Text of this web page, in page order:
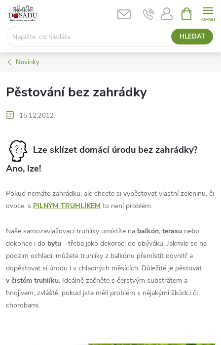
Přejít
obsah
HLEDAT
NÁKUPNÍ
KOŠÍK
Novinky
Pěstování bez zahrádky
15.12.2012
Lze sklízet domácí úrodu bez zahrádky?
Ano, lze!
Pokud nemáte zahrádku, ale chcete si vypěstovat vlastní zeleninu, či
ovoce, s PiLNÝM TRUHLÍKEM to není problém.
Naše samozavlažovací truhlíky umístíte na balkón, terasu nebo
dokonce i do bytu - třeba jako dekoraci do obýváku. Jakmile se na
podzim ochladí, můžete truhlíky z balkónu přemístit dovnitř a
dopěstovat si úrodu i v chladných měsících. Důležité je pěstovat
v čistém truhlíku. Ideálně začněte s čerstvým substrátem a
hnojivem, zvláště, pokud jste měli problém s nějakými škůdci či
chorobami.